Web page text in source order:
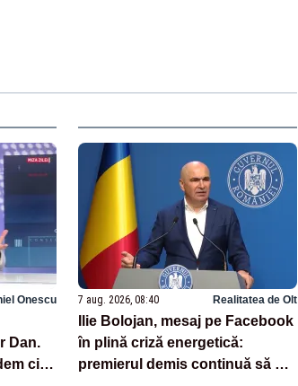
Onescu
Dan.
cine
7 aug. 2026, 08:40 Realitatea de Olt
Ilie Bolojan, mesaj pe Facebook
în plină criză energetică:
premierul demis continuă să se